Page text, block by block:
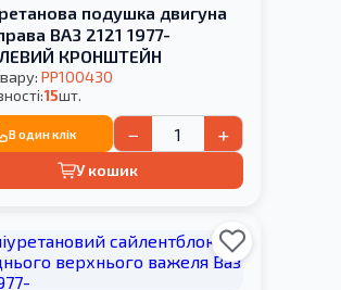
подушка двигуна
ВАЗ 2121 1977-
КРОНШТЕЙН
PP100430
15шт.
В один клік − +
У кошик